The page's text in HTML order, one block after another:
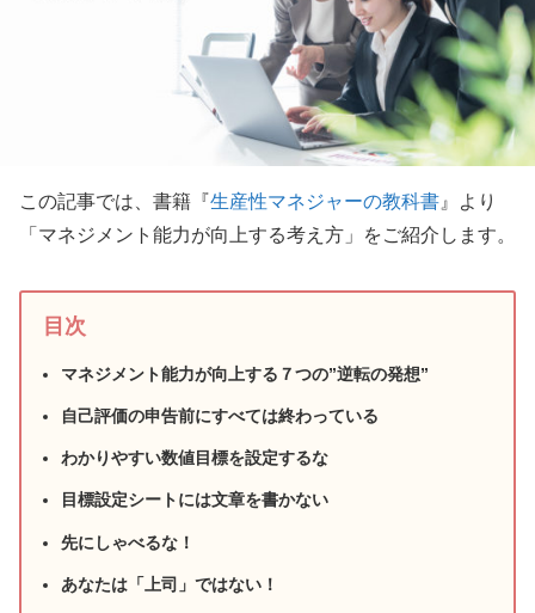
この記事では、書籍『生産性マネジャーの教科書 』より
「マネジメント能力が向上する考え方」をご紹介します。
目次
マネジメント能力が向上する７つの”逆転の発想”
自己評価の申告前にすべては終わっている
わかりやすい数値目標を設定するな
目標設定シートには文章を書かない
先にしゃべるな！
あなたは「上司」ではない！